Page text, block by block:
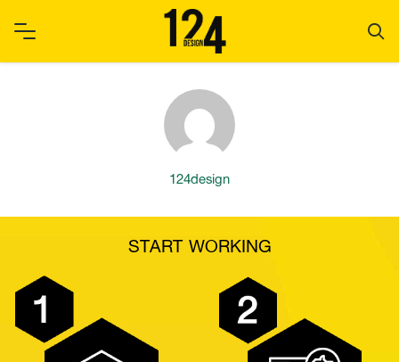
content
124design
START WORKING